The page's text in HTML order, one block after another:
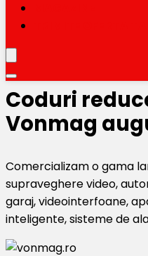
Coduri
Vonmag
Comercializam o gama
supraveghere video,
garaj, videointerfoane,
inteligente, sisteme de